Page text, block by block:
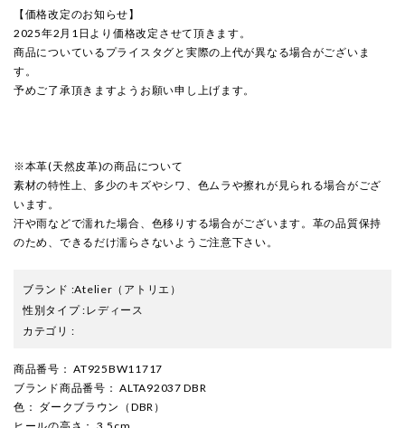
【価格改定のお知らせ】
2025年2月1日より価格改定させて頂きます。
商品についているプライスタグと実際の上代が異なる場合がございま
す。
予めご了承頂きますようお願い申し上げます。
※本革(天然皮革)の商品について
素材の特性上、多少のキズやシワ、色ムラや擦れが見られる場合がござ
います。
汗や雨などで濡れた場合、色移りする場合がございます。革の品質保持
のため、できるだけ濡らさないようご注意下さい。
ブランド :Atelier （アトリエ）
性別タイプ:レディース
カテゴリ :
商品番号 ： AT925BW11717
ブランド商品番号 ： ALTA92037 DBR
色 ： ダークブラウン（DBR）